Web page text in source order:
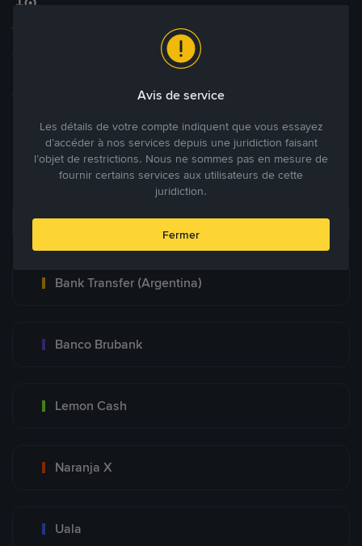
Tradez à des prix avantageux pour vous
Tradez des cryptos en étant libres d’acheter et de vendre à votre
des annonces commerciales pour fixer vos propres prix.
Principaux modes de paiement
Mercadopago
Bank Transfer (Argentina)
Banco Brubank
Lemon Cash
Naranja X
Uala
Avis de service
Les détails de votre compte indiquent que vous essayez
d’accéder à nos services depuis une juridiction faisant
l’objet de restrictions. Nous ne sommes pas en mesure de
fournir certains services aux utilisateurs de cette
juridiction.
Fermer